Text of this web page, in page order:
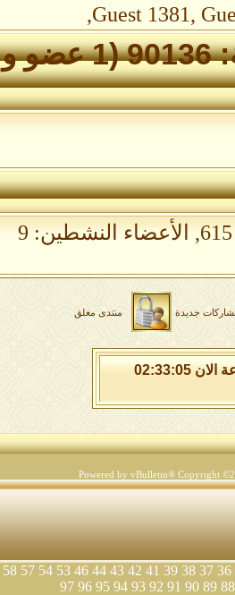
الأعضاء النشطين: 9
جديدة منتدى مغلق
الجمعة 7 من اغسطس 2026 , الساعة الان 02:33:06
Powered by vBulletin® Copyright
36
37
38
39
41
42
43
44
46
53
54
57
58
88
89
90
91
92
93
94
95
96
97